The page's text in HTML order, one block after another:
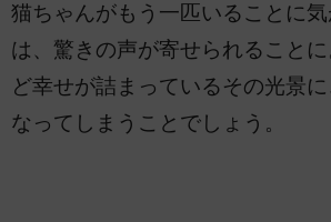
猫ちゃんがもう一匹いることに
は、驚きの声が寄せられること
ど幸せが詰まっているその光景
なってしまうことでしょう。